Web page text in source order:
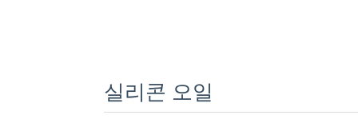
실리콘 오일